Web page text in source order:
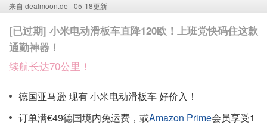
来自 dealmoon.de 05-18更新
[已过期] 小米电动滑板车直降120欧！上班党快码住这款
通勤神器！
续航长达70公里！
德国亚马逊 现有 小米电动滑板车 好价入！
订单满€49德国境内免运费，或Amazon Prime会员享受1